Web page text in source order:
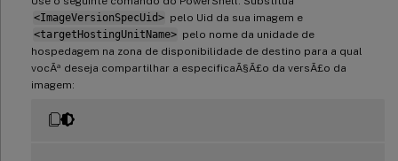
<ImageVersionSpecUid> pelo Uid da sua imagem e
<targetHostingUnitName> pelo nome da unidade de
hospedagem na zona de disponibilidade de destino para a qual
vocÃª deseja compartilhar a especificaÃ§Ã£o da versÃ£o da
imagem: